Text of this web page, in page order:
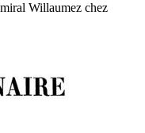
Willaumez chez